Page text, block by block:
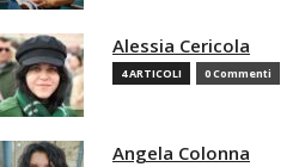
Alessia Cericola
4 ARTICOLI 0 Commenti
Angela Colonna